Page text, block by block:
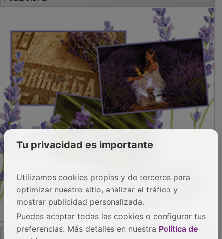
Tu privacidad es importante
Utilizamos cookies propias y de terceros para
optimizar nuestro sitio, analizar el tráfico y
mostrar publicidad personalizada.
Puedes aceptar todas las cookies o configurar tus
preferencias. Más detalles en nuestra Política de